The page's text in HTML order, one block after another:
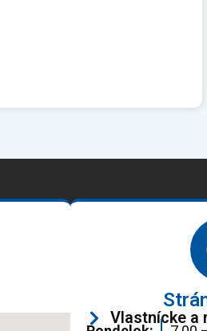
Vlastnícke a